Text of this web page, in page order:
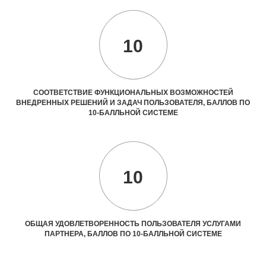
10
СООТВЕТСТВИЕ ФУНКЦИОНАЛЬНЫХ ВОЗМОЖНОСТЕЙ
ВНЕДРЕННЫХ РЕШЕНИЙ И ЗАДАЧ ПОЛЬЗОВАТЕЛЯ, БАЛЛОВ ПО
10-БАЛЛЬНОЙ СИСТЕМЕ
10
ОБЩАЯ УДОВЛЕТВОРЕННОСТЬ ПОЛЬЗОВАТЕЛЯ УСЛУГАМИ
ПАРТНЕРА, БАЛЛОВ ПО 10-БАЛЛЬНОЙ СИСТЕМЕ